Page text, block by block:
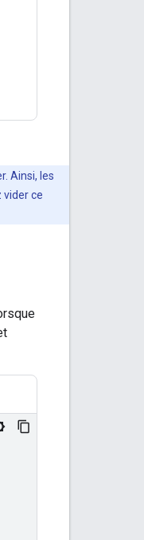
Ainsi, les
vider ce